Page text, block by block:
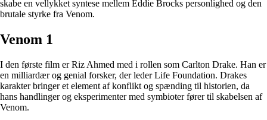
skabe en vellykket syntese mellem Eddie Brocks personlighed og den
brutale styrke fra Venom.
Venom 1
I den første film er Riz Ahmed med i rollen som Carlton Drake. Han er
en milliardær og genial forsker, der leder Life Foundation. Drakes
karakter bringer et element af konflikt og spænding til historien, da
hans handlinger og eksperimenter med symbioter fører til skabelsen af
Venom.